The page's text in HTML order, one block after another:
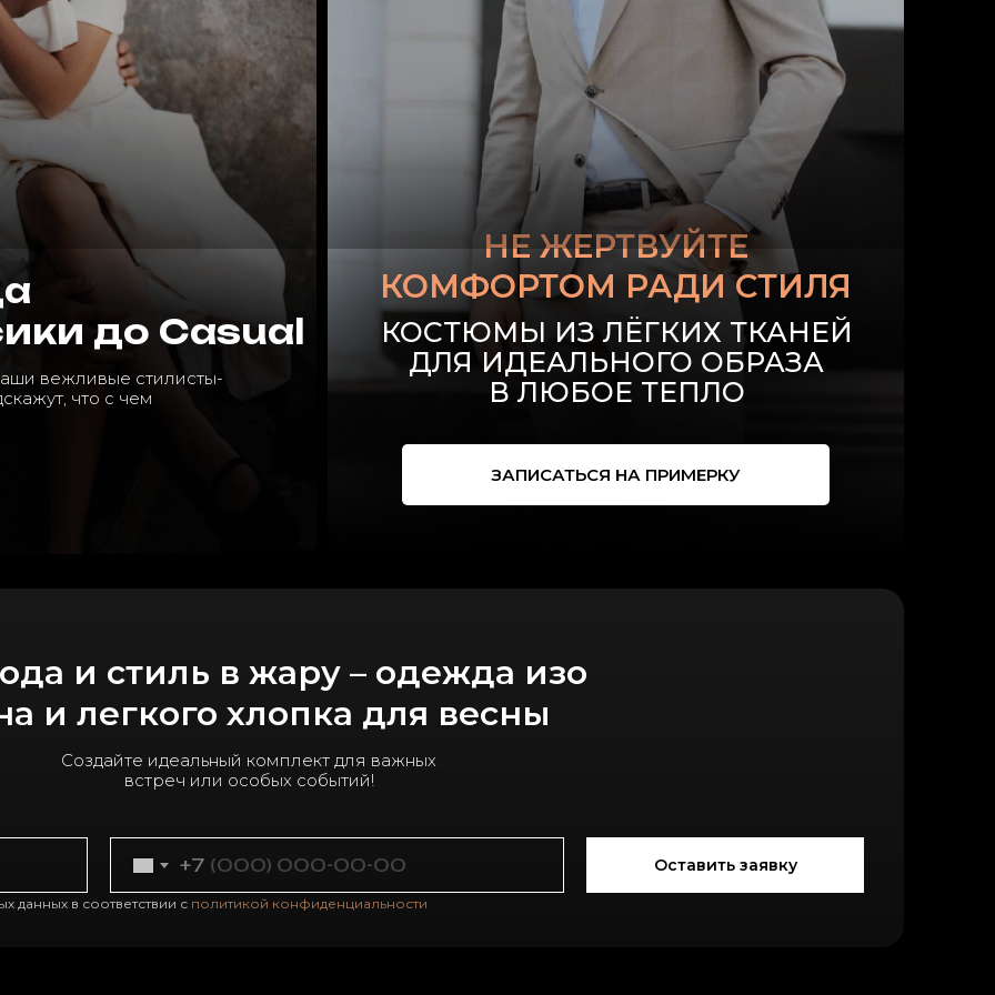
вежливые стилисты-
что с чем
ЗАПИСАТЬСЯ НА ПРИМЕРКУ
до Casual
НЕ ЖЕРТВУЙТЕ
КОМФОРТОМ РАДИ СТИЛЯ
КОСТЮМЫ ИЗ ЛЁГКИХ ТКАНЕЙ
ДЛЯ ИДЕАЛЬНОГО ОБРАЗА
В ЛЮБОЕ ТЕПЛО
и стиль в жару – одежда изо
и легкого хлопка для весны
+7
данных в соответствии с политикой конфиденциальности
Оставить заявку
Создайте идеальный комплект для важных
встреч или особых событий!